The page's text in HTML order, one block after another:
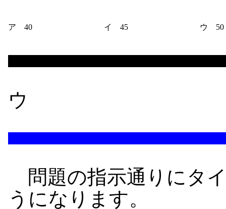
ア 40 イ 45 ウ 50
ウ
問題の指示通りにタ
うになります。